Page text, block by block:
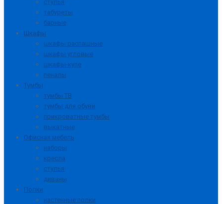
стулья
табуреты
барные
Шкафы
шкафы распашные
шкафы угловые
шкафы-купе
пеналы
Тумбы
тумбы ТВ
тумбы для обуви
прикроватные тумбы
выкатные
Офисная мебель
наборы
кресла
стулья
диваны
Полки
настенные полки